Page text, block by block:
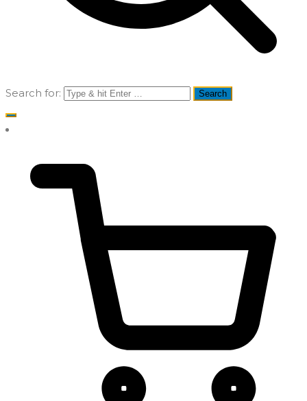
Search for: